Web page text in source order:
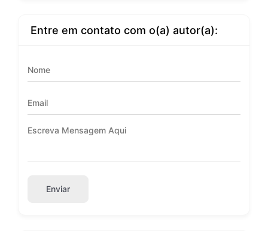
Entre em contato com o(a) autor(a):
Enviar